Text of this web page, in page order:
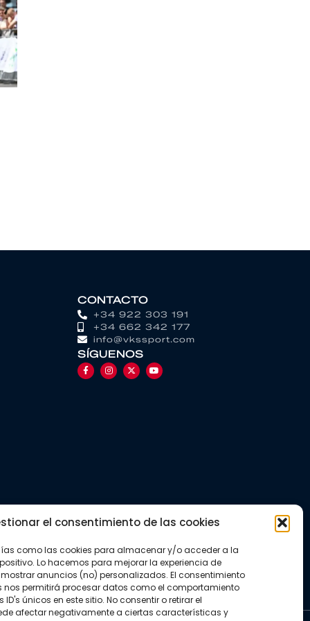
el consentimiento de las cookies
como las cookies para almacenar y/o acceder a la
Lo hacemos para mejorar la experiencia de
anuncios (no) personalizados. El consentimiento
permitirá procesar datos como el comportamiento
únicos en este sitio. No consentir o retirar el
afectar negativamente a ciertas características y
CONTACTO
+34 922 303 191
+34 662 342 177
info@vkssport.com
SÍGUENOS